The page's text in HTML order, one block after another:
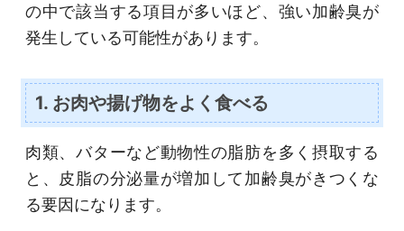
の中で該当する項目が多いほど、強い加齢臭が
発生している可能性があります。
1. お肉や揚げ物をよく食べる
肉類、バターなど動物性の脂肪を多く摂取する
と、皮脂の分泌量が増加して加齢臭がきつくな
る要因になります。